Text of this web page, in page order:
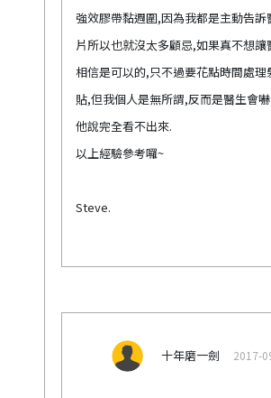
強效膠帶黏週圍,因為我都是主動告訴
片所以也就沒太多顧忌,如果真不想讓
相信是可以的,只不過要花點時間處理
貼,但我個人是無所謂,反而是醫生會
他說完全看不出來.
以上經驗參考囉~
Steve.
十年磨一劍 2017-